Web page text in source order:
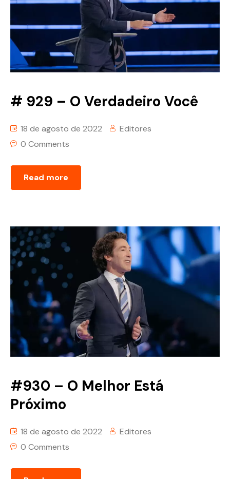
# 929 – O Verdadeiro Você
18 de agosto de 2022
Editores
0 Comments
Read more
#930 – O Melhor Está
Próximo
18 de agosto de 2022
Editores
0 Comments